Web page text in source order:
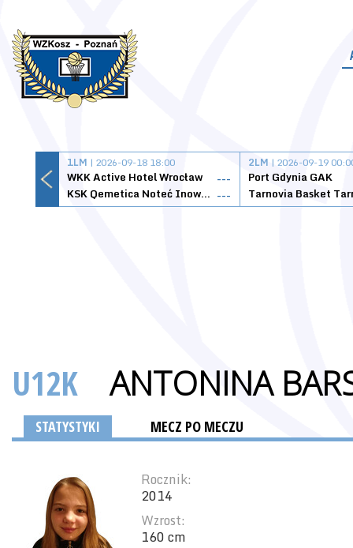
1LM | 2026-09-18 18:00
WKK Active Hotel Wrocław
---
KSK Qemetica Noteć Inowrocław ---
2LM | 2026-09-19
Port Gdynia GAK
U12K ANTONINA
STATYSTYKI MECZ PO MECZU
Rocznik:
2014
Wzrost:
160 cm